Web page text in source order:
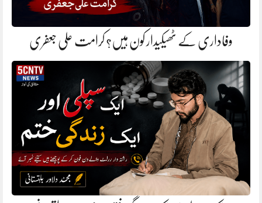
وفاداری کے ٹھیکیدار کون ہیں؟ کرامت علی جعفری